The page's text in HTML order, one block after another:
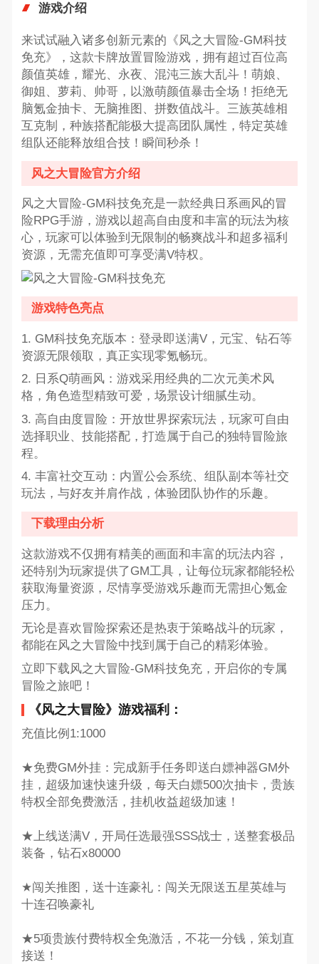
游戏介绍
来试试融入诸多创新元素的《风之大冒险-GM科技
免充》，这款卡牌放置冒险游戏，拥有超过百位高
颜值英雄，耀光、永夜、混沌三族大乱斗！萌娘、
御姐、萝莉、帅哥，以激萌颜值暴击全场！拒绝无
脑氪金抽卡、无脑推图、拼数值战斗。三族英雄相
互克制，种族搭配能极大提高团队属性，特定英雄
组队还能释放组合技！瞬间秒杀！
风之大冒险官方介绍
风之大冒险-GM科技免充是一款经典日系画风的冒
险RPG手游，游戏以超高自由度和丰富的玩法为核
心，玩家可以体验到无限制的畅爽战斗和超多福利
资源，无需充值即可享受满V特权。
游戏特色亮点
1. GM科技免充版本：登录即送满V，元宝、钻石等
资源无限领取，真正实现零氪畅玩。
2. 日系Q萌画风：游戏采用经典的二次元美术风
格，角色造型精致可爱，场景设计细腻生动。
3. 高自由度冒险：开放世界探索玩法，玩家可自由
选择职业、技能搭配，打造属于自己的独特冒险旅
程。
4. 丰富社交互动：内置公会系统、组队副本等社交
玩法，与好友并肩作战，体验团队协作的乐趣。
下载理由分析
这款游戏不仅拥有精美的画面和丰富的玩法内容，
还特别为玩家提供了GM工具，让每位玩家都能轻松
获取海量资源，尽情享受游戏乐趣而无需担心氪金
压力。
无论是喜欢冒险探索还是热衷于策略战斗的玩家，
都能在风之大冒险中找到属于自己的精彩体验。
立即下载风之大冒险-GM科技免充，开启你的专属
冒险之旅吧！
《风之大冒险》游戏福利：
充值比例1:1000
★免费GM外挂：完成新手任务即送白嫖神器GM外
挂，超级加速快速升级，每天白嫖500次抽卡，贵族
特权全部免费激活，挂机收益超级加速！
★上线送满V，开局任选最强SSS战士，送整套极品
装备，钻石x80000
★闯关推图，送十连豪礼：闯关无限送五星英雄与
十连召唤豪礼
★5项贵族付费特权全免激活，不花一分钱，策划直
接送！